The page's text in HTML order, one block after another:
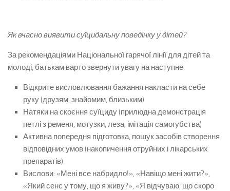
Як вчасно виявити суїцидальну поведінку у дітей?
За рекомендаціями Національної гарячої лінії для дітей та
молоді, батькам варто звернути увагу на наступне:
Відкрите висловлювання бажання накласти на себе
руку (друзям, знайомим, близьким)
Натяки на скоєння суїциду (прилюдна демонстрація
петлі з ременя, мотузки, леза, імітація самогубства)
Активна попередня підготовка, пошук засобів створення
відповідних умов (накопичення отруйних і лікарських
препаратів)
Вислови: «Мені все набридло!», «Навіщо мені жити?»,
«Який сенс у тому, що я живу?», «Я відчуваю, що скоро